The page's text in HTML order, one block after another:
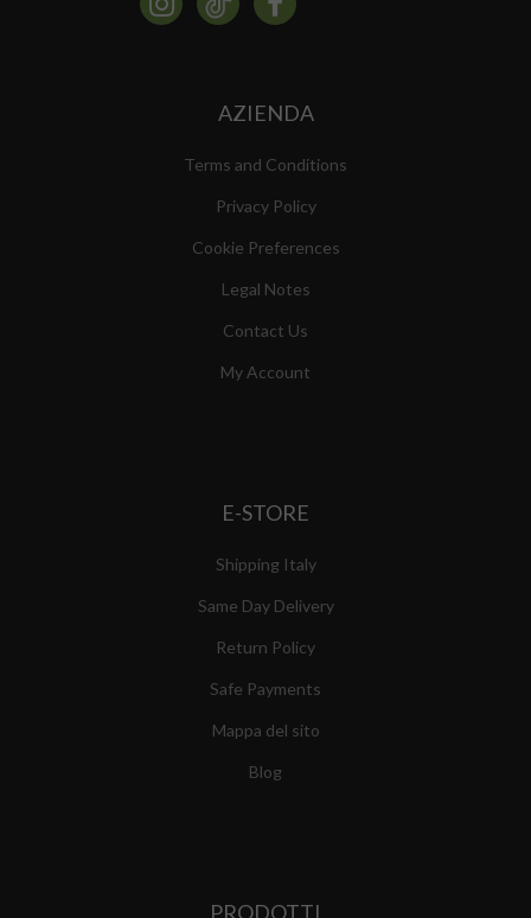
AZIENDA
Terms and Conditions
Privacy Policy
Cookie Preferences
Legal Notes
Contact Us
My Account
E-STORE
Shipping Italy
Same Day Delivery
Return Policy
Safe Payments
Mappa del sito
Blog
PRODOTTI